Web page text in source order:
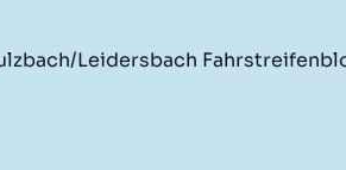
Leidersbach